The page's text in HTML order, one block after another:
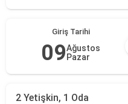
Giriş Tarihi
09Ağustos
Pazar
2 Yetişkin, 1 Oda